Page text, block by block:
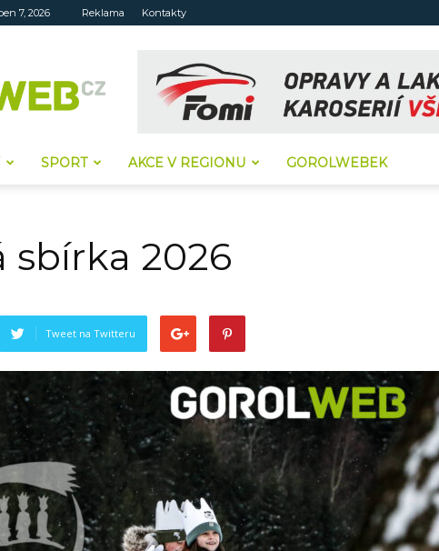
7, 2026 Reklama Kontakty
SPORT AKCE V REGIONU GOROLWEBEK
sbírka 2026
Tweet na Twitteru